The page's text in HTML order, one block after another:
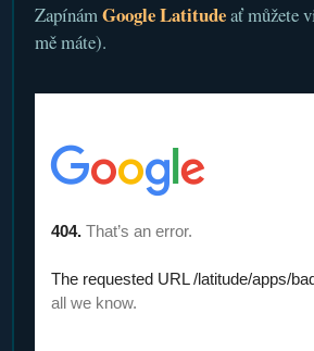
ZapínámGoogle Latitudeať můžete
mě máte).